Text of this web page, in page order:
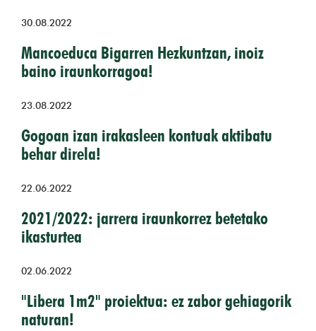
30.08.2022
Mancoeduca Bigarren Hezkuntzan, inoiz
baino iraunkorragoa!
23.08.2022
Gogoan izan irakasleen kontuak aktibatu
behar direla!
22.06.2022
2021/2022: jarrera iraunkorrez betetako
ikasturtea
02.06.2022
"Libera 1m2" proiektua: ez zabor gehiagorik
naturan!